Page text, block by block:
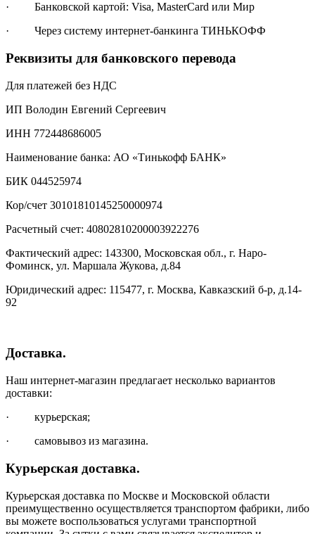
· Банковской картой: Visa, MasterCard или Мир
· Через систему интернет-банкинга ТИНЬКОФФ
Реквизиты для банковского перевода
Для платежей без НДС
ИП Володин Евгений Сергеевич
ИНН 772448686005
Наименование банка: АО «Тинькофф БАНК»
БИК 044525974
Кор/счет 30101810145250000974
Расчетный счет: 40802810200003922276
Фактический адрес: 143300, Московская обл., г. Наро-
Фоминск, ул. Маршала Жукова, д.84
Юридический адрес: 115477, г. Москва, Кавказский б-р, д.14-
92
Доставка.
Наш интернет-магазин предлагает несколько вариантов
доставки:
· курьерская;
· самовывоз из магазина.
Курьерская доставка.
Курьерская доставка по Москве и Московской области
преимущественно осуществляется транспортом фабрики, либо
вы можете воспользоваться услугами транспортной